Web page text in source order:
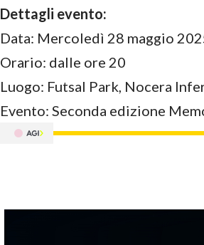
Dettagli evento:
Data: Mercoledì 28 maggio
Orario: dalle ore 20
Luogo: Futsal Park, Nocera
Evento: Seconda edizione